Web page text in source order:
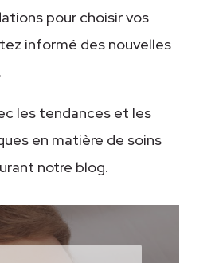
pour choisir vos
informé des nouvelles
les tendances et les
en matière de soins
notre blog.